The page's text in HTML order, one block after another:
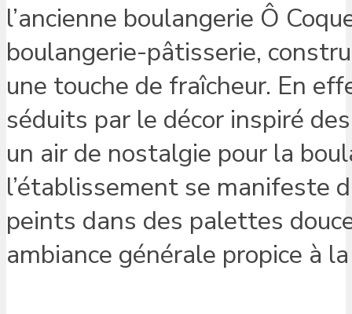
l’ancienne boulangerie Ô
boulangerie-pâtisserie,
une touche de fraîcheur. En
séduits par le décor inspiré
un air de nostalgie pour la
l’établissement se manifeste
peints dans des palettes
ambiance générale propice à